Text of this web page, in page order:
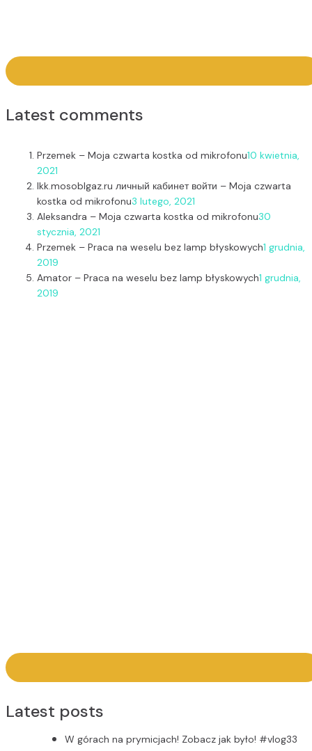
Latest comments
Przemek – Moja czwarta kostka od mikrofonu10 kwietnia,
2021
lkk.mosoblgaz.ru личный кабинет войти – Moja czwarta
kostka od mikrofonu3 lutego, 2021
Aleksandra – Moja czwarta kostka od mikrofonu30
stycznia, 2021
Przemek – Praca na weselu bez lamp błyskowych1 grudnia,
2019
Amator – Praca na weselu bez lamp błyskowych1 grudnia,
2019
Latest posts
W górach na prymicjach! Zobacz jak było! #vlog33